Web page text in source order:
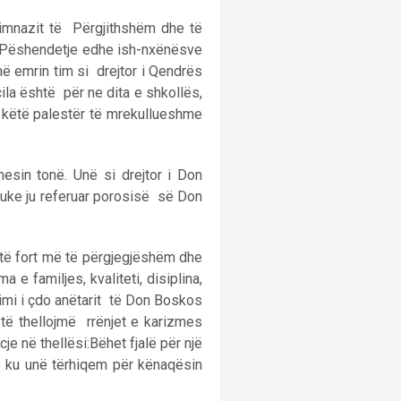
të Përgjithshëm dhe të
edhe ish-nxënësve
emrin tim si drejtor i Qendrës
është për ne dita e shkollës,
palestër të mrekullueshme
tonë. Unë si drejtor i Don
ju referuar porosisë së Don
fort më të përgjegjëshëm dhe
e familjes, kvaliteti, disiplina,
i çdo anëtarit të Don Boskos
thellojmë rrënjet e karizmes
në thellësi:Bëhet fjalë për një
unë tërhiqem për kënaqësin